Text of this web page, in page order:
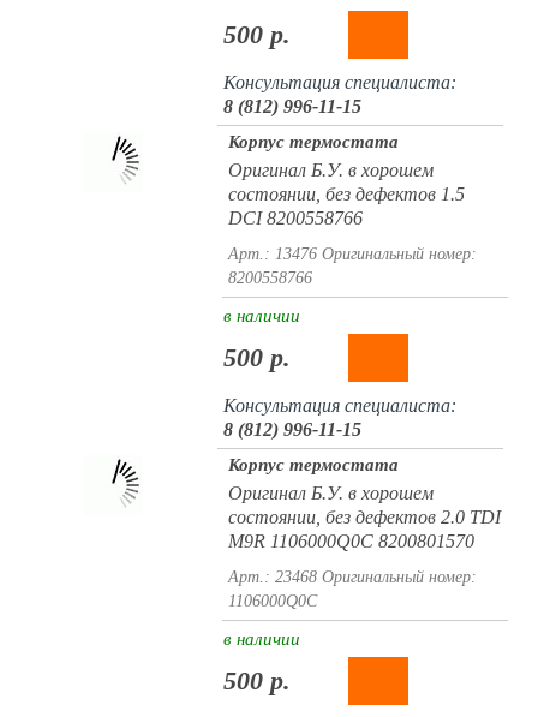
500 р.
Консультация специалиста:
8 (812) 996-11-15
Корпус термостата
Оригинал Б.У. в хорошем
состоянии, без дефектов 1.5
DCI 8200558766
Арт.: 13476 Оригинальный номер:
8200558766
в наличии
500 р.
Консультация специалиста:
8 (812) 996-11-15
Корпус термостата
Оригинал Б.У. в хорошем
состоянии, без дефектов 2.0 TDI
M9R 1106000Q0C 8200801570
Арт.: 23468 Оригинальный номер:
1106000Q0C
в наличии
500 р.